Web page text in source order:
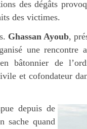
des dégâts
des victimes.
Ghassan Ayoub,
une rencontre
bâtonnier de
et cofondateur
depuis de
sache quand